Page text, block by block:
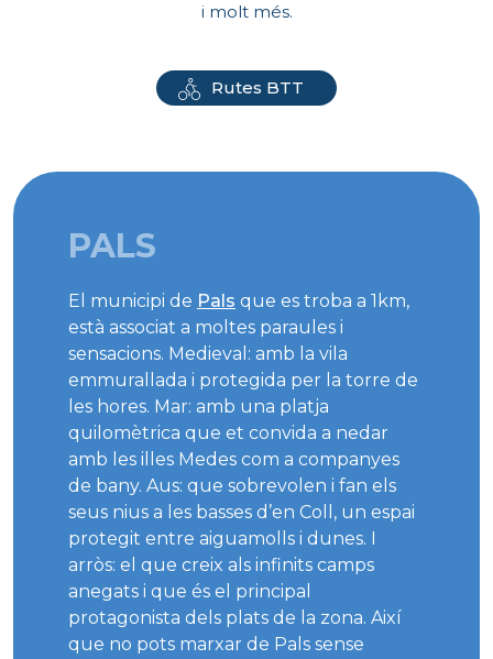
i molt més.
Rutes BTT
PALS
El municipi de Pals que es troba a 1km,
està associat a moltes paraules i
sensacions. Medieval: amb la vila
emmurallada i protegida per la torre de
les hores. Mar: amb una platja
quilomètrica que et convida a nedar
amb les illes Medes com a companyes
de bany. Aus: que sobrevolen i fan els
seus nius a les basses d’en Coll, un espai
protegit entre aiguamolls i dunes. I
arròs: el que creix als infinits camps
anegats i que és el principal
protagonista dels plats de la zona. Així
que no pots marxar de Pals sense